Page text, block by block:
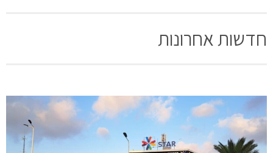
חדשות אחרונות